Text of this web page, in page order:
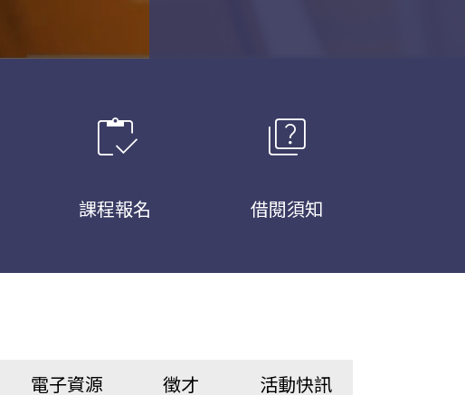
inventory
課程報名
quiz
借閱須知
電子資源 徵才 活動快訊